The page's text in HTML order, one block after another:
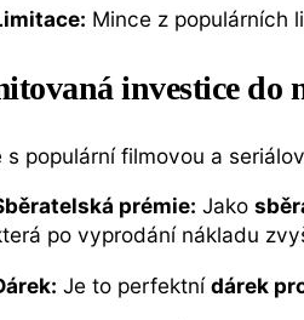
Mince z populárních
investice do
s populární filmovou a
prémie: Jako
po vyprodání nákladu
Je to perfektnídárek